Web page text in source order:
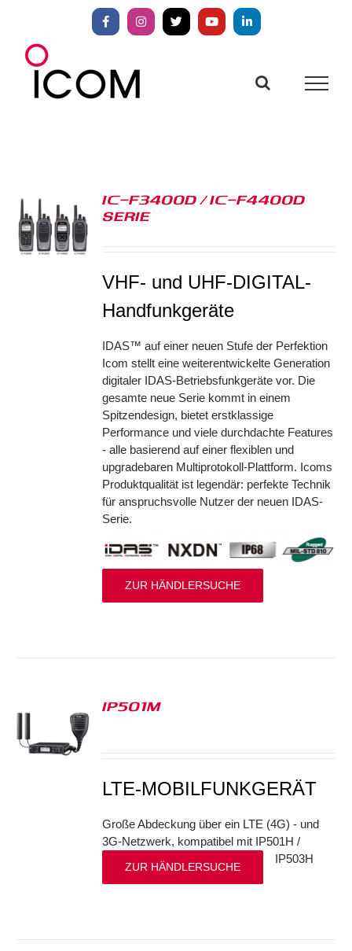
springen
FacebookInstagram
X YouTubeLinkedIn
IC-F3400D / IC-F4400D
SERIE
VHF- und UHF-DIGITAL-
Handfunkgeräte
IDAS™ auf einer neuen Stufe der Perfektion
Icom stellt eine weiterentwickelte Generation
digitaler IDAS-Betriebsfunkgeräte vor. Die
gesamte neue Serie kommt in einem
Spitzendesign, bietet erstklassige
Performance und viele durchdachte Features
- alle basierend auf einer flexiblen und
upgradebaren Multiprotokoll-Plattform. Icoms
Produktqualität ist legendär: perfekte Technik
für anspruchsvolle Nutzer der neuen IDAS-
Serie.
ZUR HÄNDLERSUCHE
IP501M
LTE-MOBILFUNKGERÄT
Große Abdeckung über ein LTE (4G) - und
3G-Netzwerk, kompatibel mit IP501H /
IP503H
ZUR HÄNDLERSUCHE